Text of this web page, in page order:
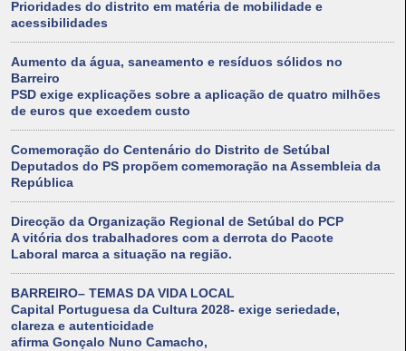
Prioridades do distrito em matéria de mobilidade e
acessibilidades
Aumento da água, saneamento e resíduos sólidos no
Barreiro
PSD exige explicações sobre a aplicação de quatro milhões
de euros que excedem custo
Comemoração do Centenário do Distrito de Setúbal
Deputados do PS propõem comemoração na Assembleia da
República
Direcção da Organização Regional de Setúbal do PCP
A vitória dos trabalhadores com a derrota do Pacote
Laboral marca a situação na região.
BARREIRO– TEMAS DA VIDA LOCAL
Capital Portuguesa da Cultura 2028- exige seriedade,
clareza e autenticidade
afirma Gonçalo Nuno Camacho,